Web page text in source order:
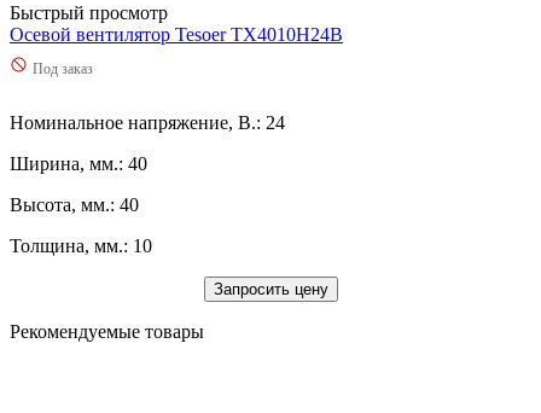
Быстрый просмотр
Осевой вентилятор Tesoer TX4010H24B
Под заказ
Номинальное напряжение, В.: 24
Ширина, мм.: 40
Высота, мм.: 40
Толщина, мм.: 10
Запросить цену
Рекомендуемые товары